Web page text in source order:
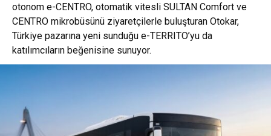
otonom e-CENTRO, otomatik vitesli SULTAN Comfort ve
CENTRO mikrobüsünü ziyaretçilerle buluşturan Otokar,
Türkiye pazarına yeni sunduğu e-TERRITO’yu da
katılımcıların beğenisine sunuyor.